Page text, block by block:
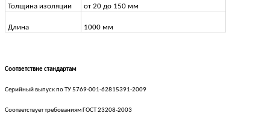
Толщина изоляции от 20 до 150 мм
Длина 1000 мм
Соответствие стандартам
Серийный выпуск поТУ 5769-001-62815391-2009
Соответствует требованиямГОСТ 23208-2003